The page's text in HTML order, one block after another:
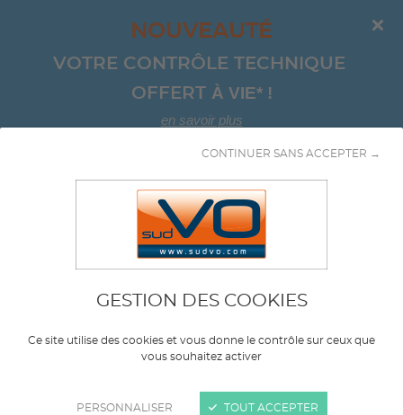
GESTION DES COOKIES
Ce site utilise des cookies et vous donne le contrôle sur ceux que
vous souhaitez activer
PERSONNALISER
CONTINUER SANS ACCEPTER →
TOUT ACCEPTER
NOUVEAUTÉ
VOTRE CONTRÔLE TECHNIQUE
OFFERT À VIE*!
en savoir plus
Aller au contenu